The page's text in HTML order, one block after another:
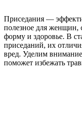
8 (800) 550-73-76
Приседания —
полезное для женщин,
форму и здоровье. В
приседаний, их
вред. Уделим
поможет избежать